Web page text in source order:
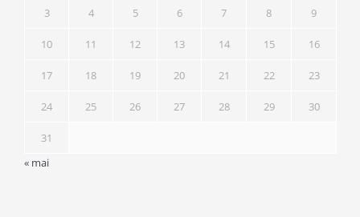
3 4 5 6 7 8 9
10 11 12 13 14 15 16
17 18 19 20 21 22 23
24 25 26 27 28 29 30
31
« mai